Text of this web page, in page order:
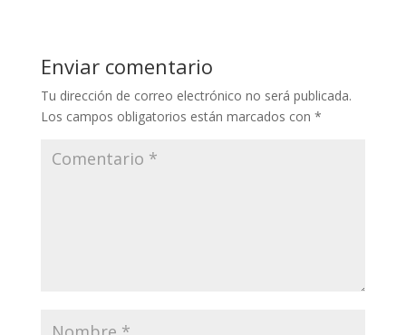
Enviar comentario
Tu dirección de correo electrónico no será publicada.
Los campos obligatorios están marcados con *